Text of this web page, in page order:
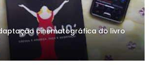
cinematográfica do livro